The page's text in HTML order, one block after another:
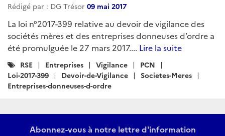
Rédigé par : DG Trésor 09 mai 2017
La loi n°2017-399 relative au devoir de vigilance des
sociétés mères et des entreprises donneuses d’ordre a
été promulguée le 27 mars 2017.... Lire la suite
Catégories
:
RSE Entreprises Vigilance
PCN
Loi-2017-399
Devoir-de-Vigilance
Societes-Meres
Entreprises-donneuses-d-ordre
Abonnez-vous à notre lettre d'information